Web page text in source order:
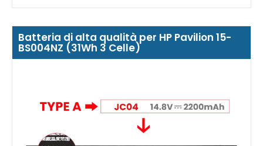
Batteria di alta qualità per HP Pavilion 15-
BS004NZ (31Wh 3 Celle)